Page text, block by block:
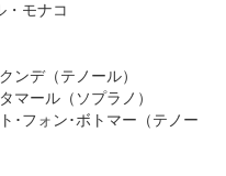
・モナコ
ンデ（テノール）
マール（ソプラノ）
･フォン･ボトマー（テノー